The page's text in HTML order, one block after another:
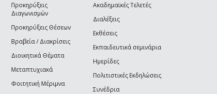
Προκηρύξεις
Διαγωνισμών
Προκηρύξεις Θέσεων
Βραβεία / Διακρίσεις
Διοικητικά Θέματα
Μεταπτυχιακά
Φοιτητική Μέριμνα
Ακαδημαϊκές Τελετές
Διαλέξεις
Εκθέσεις
Εκπαιδευτικά σεμινάρια
Ημερίδες
Πολιτιστικές Εκδηλώσεις
Συνέδρια